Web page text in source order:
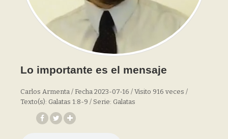
Lo importante es el mensaje
Carlos Armenta / Fecha 2023-07-16 / Visito 916 veces /
Texto(s): Galatas 1:8-9 / Serie: Galatas